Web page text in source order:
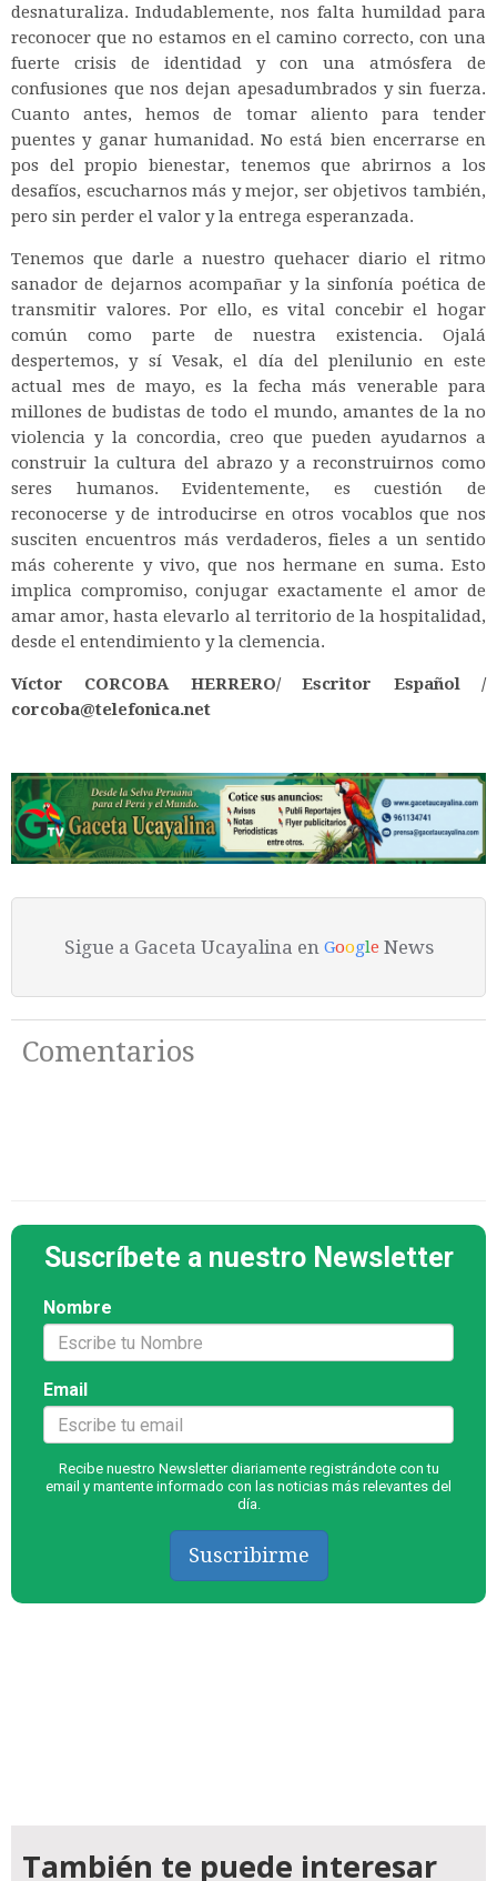
desnaturaliza. Indudablemente, nos falta humildad para
reconocer que no estamos en el camino correcto, con una
fuerte crisis de identidad y con una atmósfera de
confusiones que nos dejan apesadumbrados y sin fuerza.
Cuanto antes, hemos de tomar aliento para tender
puentes y ganar humanidad. No está bien encerrarse en
pos del propio bienestar, tenemos que abrirnos a los
desafíos, escucharnos más y mejor, ser objetivos también,
pero sin perder el valor y la entrega esperanzada.
Tenemos que darle a nuestro quehacer diario el ritmo
sanador de dejarnos acompañar y la sinfonía poética de
transmitir valores. Por ello, es vital concebir el hogar
común como parte de nuestra existencia. Ojalá
despertemos, y sí Vesak, el día del plenilunio en este
actual mes de mayo, es la fecha más venerable para
millones de budistas de todo el mundo, amantes de la no
violencia y la concordia, creo que pueden ayudarnos a
construir la cultura del abrazo y a reconstruirnos como
seres humanos. Evidentemente, es cuestión de
reconocerse y de introducirse en otros vocablos que nos
susciten encuentros más verdaderos, fieles a un sentido
más coherente y vivo, que nos hermane en suma. Esto
implica compromiso, conjugar exactamente el amor de
amar amor, hasta elevarlo al territorio de la hospitalidad,
desde el entendimiento y la clemencia.
Víctor CORCOBA HERRERO/ Escritor Español /
corcoba@telefonica.net
Sigue a Gaceta Ucayalina en Google News
Comentarios
Suscríbete a nuestro Newsletter
Nombre
Email
Recibe nuestro Newsletter diariamente registrándote con tu
email y mantente informado con las noticias más relevantes del
día.
Suscribirme
También te puede interesar